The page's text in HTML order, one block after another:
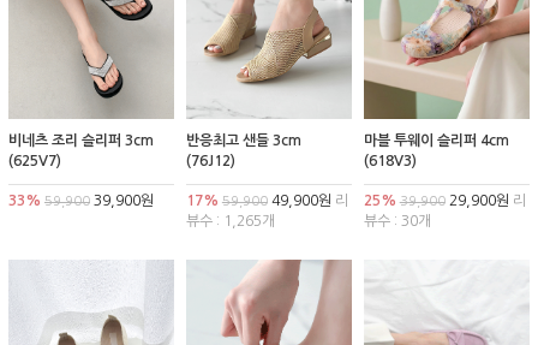
비네츠 조리 슬리퍼 3cm
(625V7)
33% 59,900 39,900원
반응최고 샌들 3cm
(76J12)
17% 59,90049,900원 리
뷰수 : 1,265개
마블 투웨이 슬리퍼 4cm
(618V3)
25% 39,90029,900원 리
뷰수 : 30개